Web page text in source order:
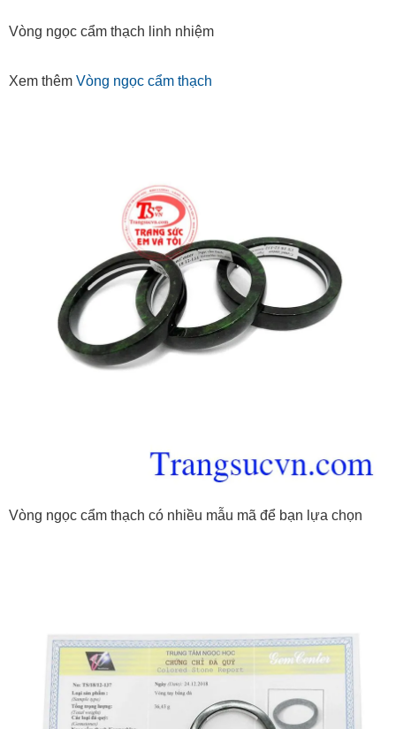
Vòng ngọc cẩm thạch linh nhiệm
Xem thêm Vòng ngọc cẩm thạch
Vòng ngọc cẩm thạch có nhiều mẫu mã để bạn lựa chọn